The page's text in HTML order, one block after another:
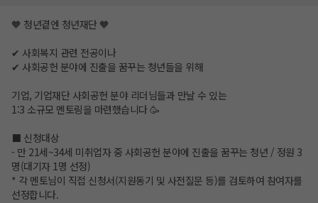
🧡 청년곁엔 청년재단 🧡
✔ 사회복지 관련 전공이나
✔ 사회공헌 분야에 진출을 꿈꾸는 청년들을 위해
기업, 기업재단 사회공헌 분야 리더님들과 만날 수 있는
1:3 소규모 멘토링을 마련했습니다 🥳
⬛ 신청대상
- 만 21세~34세 미취업자 중 사회공헌 분야에 진출을 꿈꾸는 청년 / 정원 3
명(대기자 1명 선정)
* 각 멘토님이 직접 신청서(지원동기 및 사전질문 등)를 검토하여 참여자를
선정합니다.